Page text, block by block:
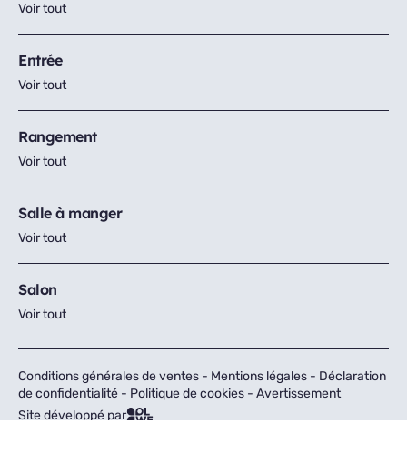
Voir tout
Entrée
Voir tout
Rangement
Voir tout
Salle à manger
Voir tout
Salon
Voir tout
Conditions générales de ventes - Mentions légales - Déclaration
de confidentialité - Politique de cookies - Avertissement
Site développé par